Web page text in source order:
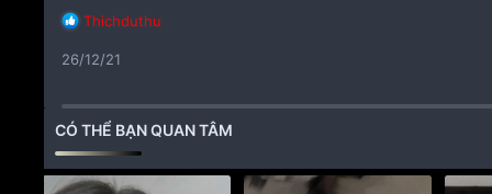
C
m
:
Thichduthu
26/12/21
CÓ THỂ BẠN QUAN TÂM